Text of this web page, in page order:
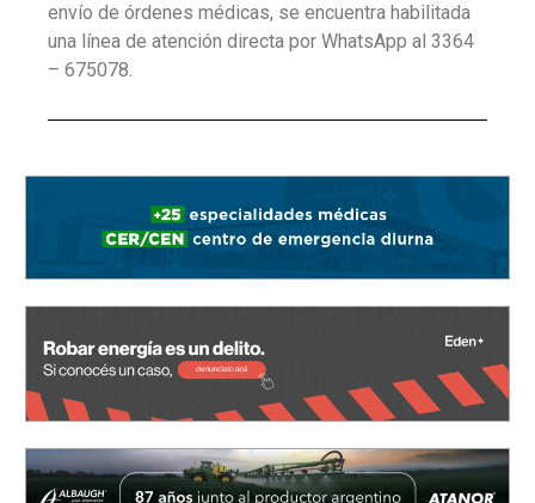
envío de órdenes médicas, se encuentra habilitada
una línea de atención directa por WhatsApp al 3364
– 675078.